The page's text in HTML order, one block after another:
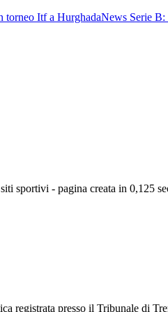
torneo Itf a HurghadaNews Serie
sportivi - pagina creata in 0,125
registrata presso il Tribunale di